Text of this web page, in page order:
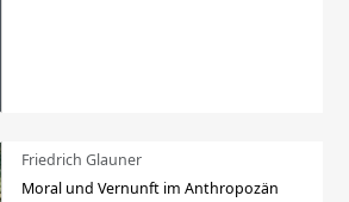
Friedrich Glauner
Moral und Vernunft im Anthropozän